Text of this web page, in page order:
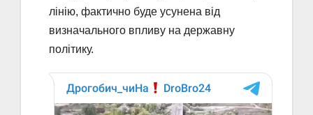
лінію, фактично буде усунена від
визначального впливу на державну
політику.